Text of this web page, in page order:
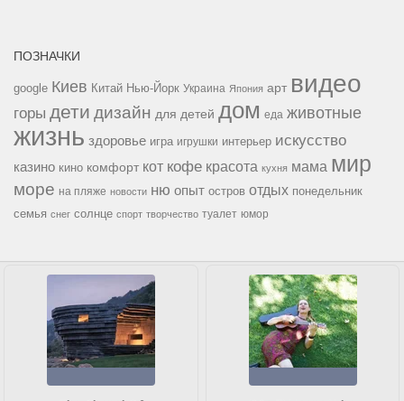
ПОЗНАЧКИ
google Киев Китай Нью-Йорк Украина Япония арт видео
горы дети дизайн для детей дом еда животные
жизнь здоровье игра игрушки интерьер искусство
казино кино комфорт кот кофе красота кухня мама мир
море на пляже новости ню опыт остров отдых понедельник
семья снег солнце спорт творчество туалет юмор